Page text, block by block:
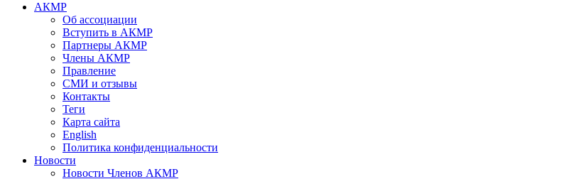
АКМР
Об ассоциации
Вступить в АКМР
Партнеры АКМР
Члены АКМР
Правление
СМИ и отзывы
Контакты
Теги
Карта сайта
English
Политика конфиденциальности
Новости
Новости Членов АКМР